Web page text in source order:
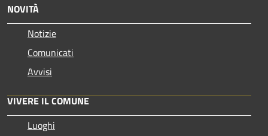
NOVITÀ
Notizie
Comunicati
Avvisi
VIVERE IL COMUNE
Luoghi